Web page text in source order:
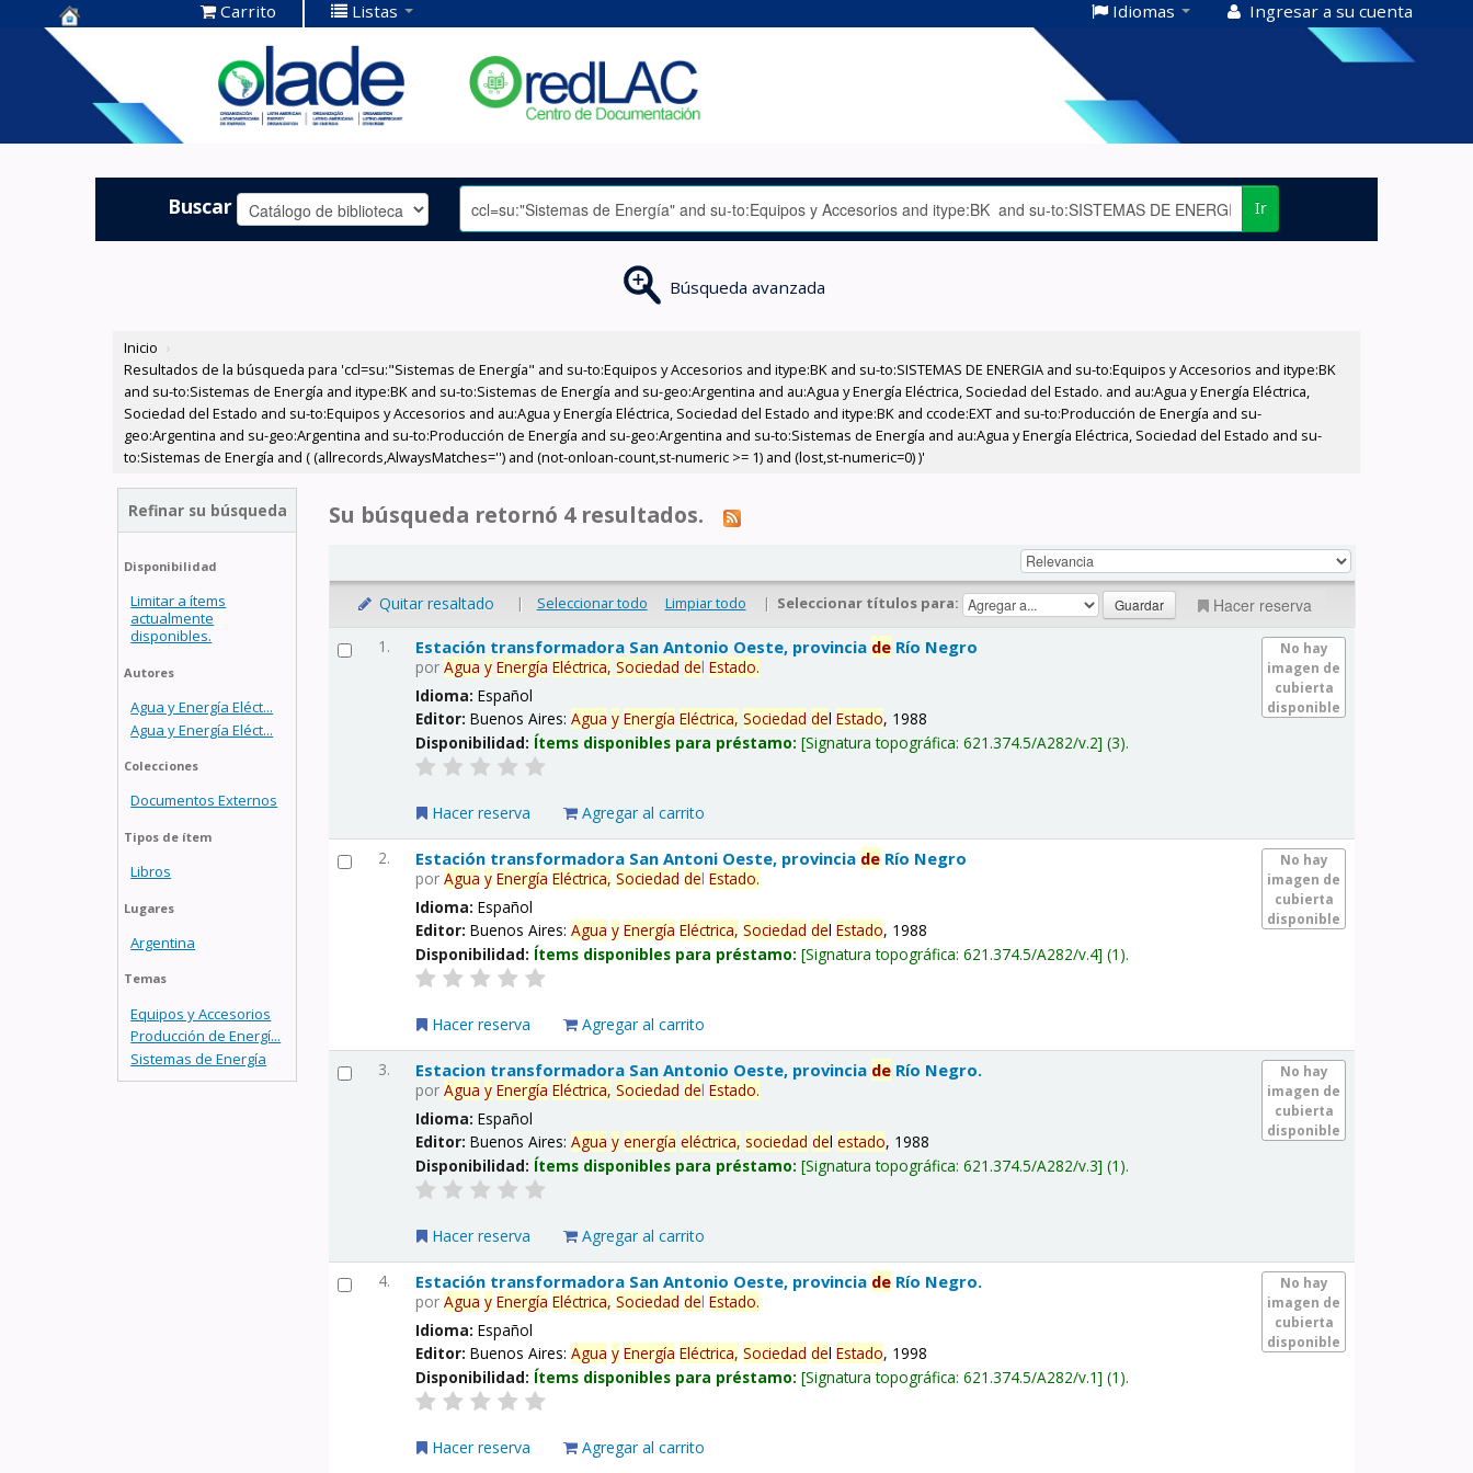
Centro de
Documentación
OLADE -
Carrito Listas Idiomas Ingresar a su cuenta
Buscar Ir
Búsqueda avanzada
Inicio ›
Resultados de la búsqueda para 'ccl=su:"Sistemas de Energía" and su-to:Equipos y Accesorios and itype:BK and su-to:SISTEMAS DE ENERGIA and su-to:Equipos y Accesorios and itype:BK
and su-to:Sistemas de Energía and itype:BK and su-to:Sistemas de Energía and su-geo:Argentina and au:Agua y Energía Eléctrica, Sociedad del Estado. and au:Agua y Energía Eléctrica,
Sociedad del Estado and su-to:Equipos y Accesorios and au:Agua y Energía Eléctrica, Sociedad del Estado and itype:BK and ccode:EXT and su-to:Producción de Energía and su-
geo:Argentina and su-geo:Argentina and su-to:Producción de Energía and su-geo:Argentina and su-to:Sistemas de Energía and au:Agua y Energía Eléctrica, Sociedad del Estado and su-
to:Sistemas de Energía and ( (allrecords,AlwaysMatches='') and (not-onloan-count,st-numeric >= 1) and (lost,st-numeric=0) )'
Refinar su búsqueda
Disponibilidad
Limitar a ítems
actualmente
disponibles.
Autores
Agua y Energía Eléct...
Agua y Energía Eléct...
Colecciones
Documentos Externos
Tipos de ítem
Libros
Lugares
Argentina
Temas
Equipos y Accesorios
Producción de Energí...
Sistemas de Energía
Su búsqueda retornó 4 resultados.
Quitar resaltado | Seleccionar todo Limpiar todo | Seleccionar títulos para: Hacer reserva
1.
No hay
imagen de
cubierta
disponible
Estación transformadora San Antonio Oeste, provincia de Río Negro
porAgua y Energía Eléctrica, Sociedad delEstado.
Idioma:Español
Editor:Buenos Aires:Agua y Energía Eléctrica, Sociedad delEstado, 1988
Disponibilidad: Ítems disponibles para préstamo: Signatura topográfica:621.374.5/A282/v.2 (3).
Hacer reserva Agregar al carrito
2.
No hay
imagen de
cubierta
disponible
Estación transformadora San Antoni Oeste, provincia de Río Negro
porAgua y Energía Eléctrica, Sociedad delEstado.
Idioma:Español
Editor:Buenos Aires:Agua y Energía Eléctrica, Sociedad delEstado, 1988
Disponibilidad: Ítems disponibles para préstamo: Signatura topográfica:621.374.5/A282/v.4 (1).
Hacer reserva Agregar al carrito
3.
No hay
imagen de
cubierta
disponible
Estacion transformadora San Antonio Oeste, provincia de Río Negro.
porAgua y Energía Eléctrica, Sociedad delEstado.
Idioma:Español
Editor:Buenos Aires:Agua y energía eléctrica, sociedad delestado, 1988
Disponibilidad: Ítems disponibles para préstamo: Signatura topográfica:621.374.5/A282/v.3 (1).
Hacer reserva Agregar al carrito
4.
No hay
imagen de
cubierta
disponible
Estación transformadora San Antonio Oeste, provincia de Río Negro.
porAgua y Energía Eléctrica, Sociedad delEstado.
Idioma:Español
Editor:Buenos Aires:Agua y Energía Eléctrica, Sociedad delEstado, 1998
Disponibilidad: Ítems disponibles para préstamo: Signatura topográfica:621.374.5/A282/v.1 (1).
Hacer reserva Agregar al carrito